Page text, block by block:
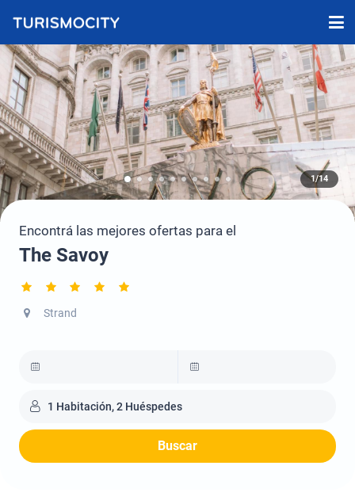
1/14
Encontrá las mejores ofertas para el
The Savoy
Strand
1 Habitación, 2 Huéspedes
Buscar